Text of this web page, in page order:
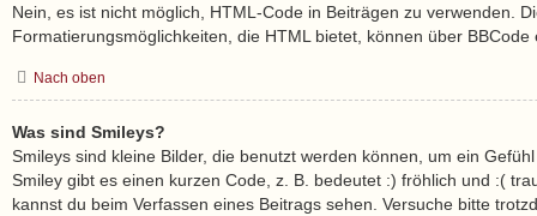
Nein, es ist nicht möglich, HTML-Code in Beiträgen zu verwenden.
Formatierungsmöglichkeiten, die HTML bietet, können über BBCode
Nach oben
Was sind Smileys?
Smileys sind kleine Bilder, die benutzt werden können, um ein
Smiley gibt es einen kurzen Code, z. B. bedeutet :) fröhlich und :(
kannst du beim Verfassen eines Beitrags sehen. Versuche bitte